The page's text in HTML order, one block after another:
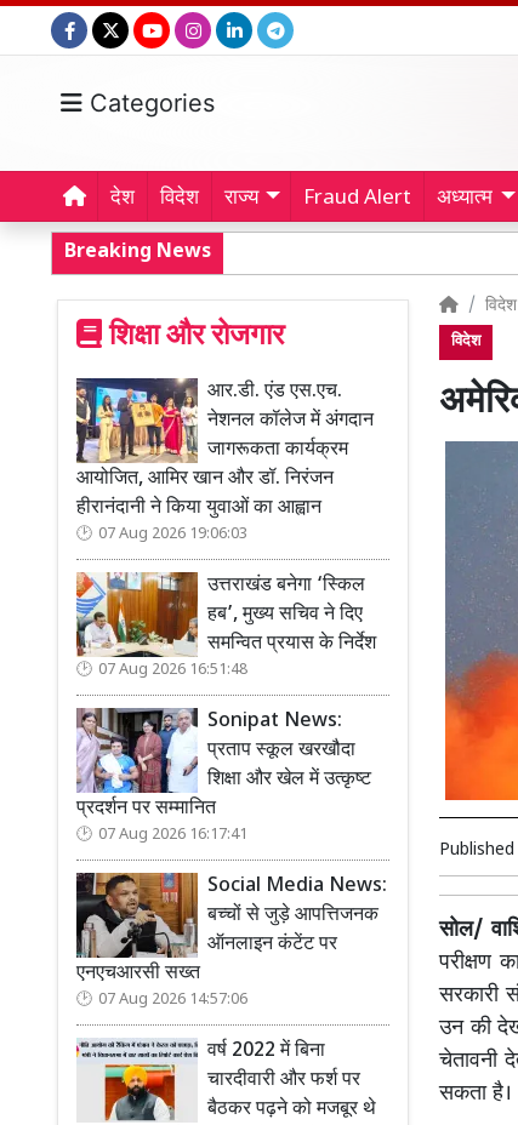
Categories
देश विदेश राज्य Fraud Alert अध्यात्म
Breaking News
शिक्षा और रोजगार
आर.डी. एंड एस.एच.
नेशनल कॉलेज में अंगदान
जागरूकता कार्यक्रम
आयोजित, आमिर खान और डॉ. निरंजन
हीरानंदानी ने किया युवाओं का आह्वान
07 Aug 2026 19:06:03
उत्तराखंड बनेगा ‘स्किल
हब’, मुख्य सचिव ने दिए
समन्वित प्रयास के निर्देश
07 Aug 2026 16:51:48
Sonipat News:
प्रताप स्कूल खरखौदा
शिक्षा और खेल में उत्कृष्ट
प्रदर्शन पर सम्मानित
07 Aug 2026 16:17:41
Social Media News:
बच्चों से जुड़े आपत्तिजनक
ऑनलाइन कंटेंट पर
एनएचआरसी सख्त
07 Aug 2026 14:57:06
वर्ष 2022 में बिना
चारदीवारी और फर्श पर
बैठकर पढ़ने को मजबूर थे
विदेश
विदेश
सोल/
परीक्षण
सरकारी
उन की
चेतावनी
सकता है।